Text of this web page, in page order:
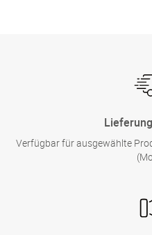
Verfügbar für ausgewählte